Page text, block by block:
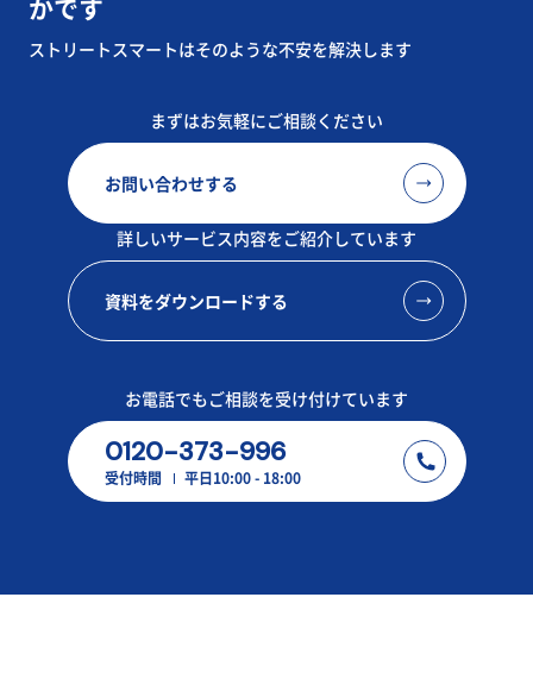
かです​
ストリートスマートはそのような不安を解決します
まずはお気軽にご相談ください
お問い合わせする
詳しいサービス内容をご紹介しています
資料をダウンロードする
お電話でもご相談を受け付けています
0120-373-996
受付時間 平日10:00 - 18:00